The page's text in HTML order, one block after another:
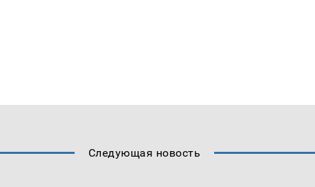
Следующая новость